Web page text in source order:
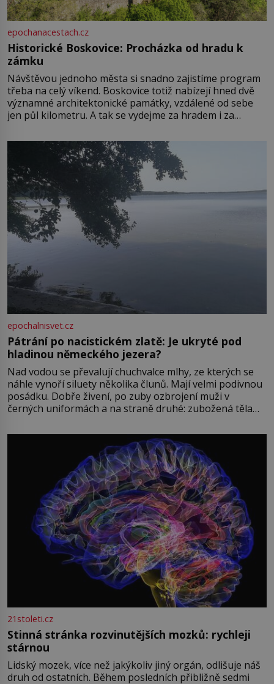
epochanacestach.cz
Historické Boskovice: Procházka od hradu k
zámku
Návštěvou jednoho města si snadno zajistíme program
třeba na celý víkend. Boskovice totiž nabízejí hned dvě
významné architektonické památky, vzdálené od sebe
jen půl kilometru. A tak se vydejme za hradem i za
Boskovice na okraji Drahanské vrchoviny vznikla někdy
ve13. století, a už v roce 1313 kronikáři zaznamenali
epochalnisvet.cz
Pátrání po nacistickém zlatě: Je ukryté pod
hladinou německého jezera?
Nad vodou se převalují chuchvalce mlhy, ze kterých se
náhle vynoří siluety několika člunů. Mají velmi podivnou
posádku. Dobře živení, po zuby ozbrojení muži v
černých uniformách a na straně druhé: zubožená těla
přízračná scéna znamená? Je jaro roku 1945, druhá
světová válka se chýlí ke konci. Jezero Stolpsee
21stoleti.cz
Stinná stránka rozvinutějších mozků: rychleji
stárnou
Lidský mozek, více než jakýkoliv jiný orgán, odlišuje náš
druh od ostatních. Během posledních přibližně sedmi